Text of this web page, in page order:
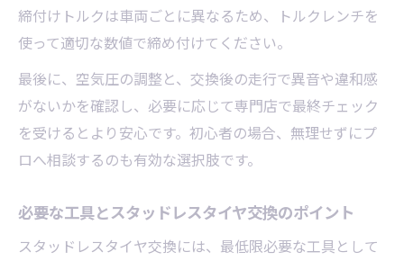
締付けトルクは車両ごとに異なるため、トルクレンチを
使って適切な数値で締め付けてください。
最後に、空気圧の調整と、交換後の走行で異音や違和感
がないかを確認し、必要に応じて専門店で最終チェック
を受けるとより安心です。初心者の場合、無理せずにプ
ロへ相談するのも有効な選択肢です。
必要な工具とスタッドレスタイヤ交換のポイント
スタッドレスタイヤ交換には、最低限必要な工具として